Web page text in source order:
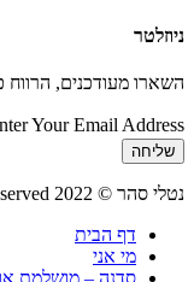
ניוזלטר
השארו מעודכנים, הרווח
Your Email Address
שליחה
נטלי סהר © All Rights Reserved 2022
דף הבית
מי אני